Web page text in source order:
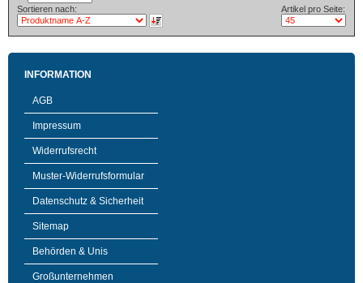
Sortieren nach: Artikel pro Seite:
INFORMATION
AGB
Impressum
Widerrufsrecht
Muster-Widerrufsformular
Datenschutz & Sicherheit
Sitemap
Behörden & Unis
Großunternehmen